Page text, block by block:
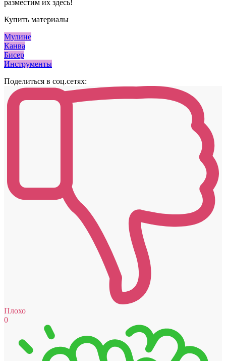
разместим их здесь!
Купить материалы
Мулине
Канва
Бисер
Инструменты
Поделиться в соц.сетях:
Плохо
0